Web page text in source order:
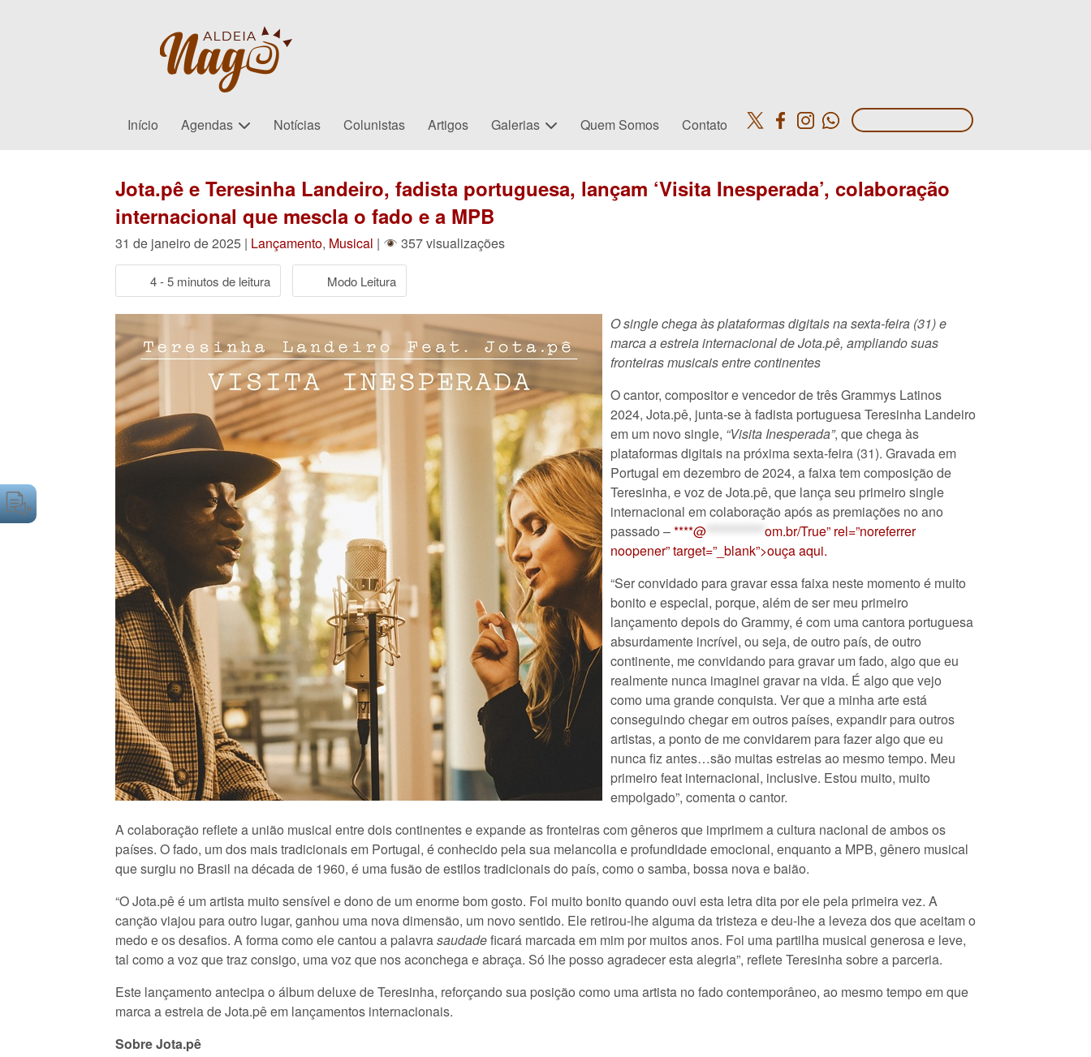
Início Agendas Notícias Colunistas Artigos Galerias Quem Somos Contato
Jota.pê e Teresinha Landeiro, fadista portuguesa, lançam ‘Visita Inesperada’, colaboração
internacional que mescla o fado e a MPB
31 de janeiro de 2025 | Lançamento, Musical | 357 visualizações
4 - 5 minutos de leitura Modo Leitura
O single chega às plataformas digitais na sexta-feira (31) e
marca a estreia internacional de Jota.pê, ampliando suas
fronteiras musicais entre continentes
O cantor, compositor e vencedor de três Grammys Latinos
2024, Jota.pê, junta-se à fadista portuguesa Teresinha Landeiro
em um novo single, “Visita Inesperada”, que chega às
plataformas digitais na próxima sexta-feira (31). Gravada em
Portugal em dezembro de 2024, a faixa tem composição de
Teresinha, e voz de Jota.pê, que lança seu primeiro single
internacional em colaboração após as premiações no ano
passado –****@
om.br/True” rel=”noreferrer
noopener” target=”_blank”>ouça aqui.
“Ser convidado para gravar essa faixa neste momento é muito
bonito e especial, porque, além de ser meu primeiro
lançamento depois do Grammy, é com uma cantora portuguesa
absurdamente incrível, ou seja, de outro país, de outro
continente, me convidando para gravar um fado, algo que eu
realmente nunca imaginei gravar na vida. É algo que vejo
como uma grande conquista. Ver que a minha arte está
conseguindo chegar em outros países, expandir para outros
artistas, a ponto de me convidarem para fazer algo que eu
nunca fiz antes…são muitas estreias ao mesmo tempo. Meu
primeiro feat internacional, inclusive. Estou muito, muito
empolgado”, comenta o cantor.
A colaboração reflete a união musical entre dois continentes e expande as fronteiras com gêneros que imprimem a cultura nacional de ambos os
países. O fado, um dos mais tradicionais em Portugal, é conhecido pela sua melancolia e profundidade emocional, enquanto a MPB, gênero musical
que surgiu no Brasil na década de 1960, é uma fusão de estilos tradicionais do país, como o samba, bossa nova e baião.
“O Jota.pê é um artista muito sensível e dono de um enorme bom gosto. Foi muito bonito quando ouvi esta letra dita por ele pela primeira vez. A
canção viajou para outro lugar, ganhou uma nova dimensão, um novo sentido. Ele retirou-lhe alguma da tristeza e deu-lhe a leveza dos que aceitam o
medo e os desafios. A forma como ele cantou a palavrasaudadeficará marcada em mim por muitos anos. Foi uma partilha musical generosa e leve,
tal como a voz que traz consigo, uma voz que nos aconchega e abraça. Só lhe posso agradecer esta alegria”, reflete Teresinha sobre a parceria.
Este lançamento antecipa o álbum deluxe de Teresinha, reforçando sua posição como uma artista no fado contemporâneo, ao mesmo tempo em que
marca a estreia de Jota.pê em lançamentos internacionais.
Sobre Jota.pê